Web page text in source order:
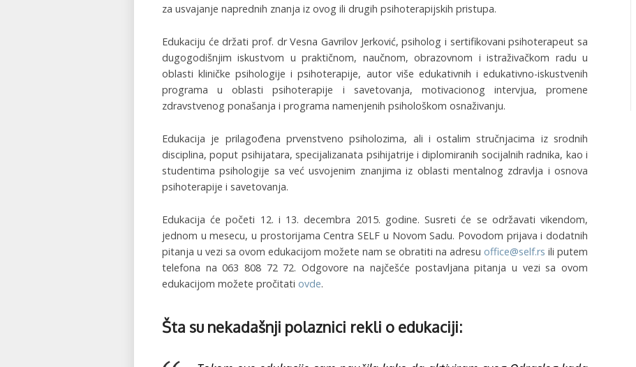
za usvajanje naprednih znanja iz ovog ili drugih psihoterapijskih pristupa.
Edukaciju će držati prof. dr Vesna Gavrilov Jerković, psiholog i sertifikovani psihoterapeut sa
dugogodišnjim iskustvom u praktičnom, naučnom, obrazovnom i istraživačkom radu u
oblasti kliničke psihologije i psihoterapije, autor više edukativnih i edukativno-iskustvenih
programa u oblasti psihoterapije i savetovanja, motivacionog intervjua, promene
zdravstvenog ponašanja i programa namenjenih psihološkom osnaživanju.
Edukacija je prilagođena prvenstveno psiholozima, ali i ostalim stručnjacima iz srodnih
disciplina, poput psihijatara, specijalizanata psihijatrije i diplomiranih socijalnih radnika, kao i
studentima psihologije sa već usvojenim znanjima iz oblasti mentalnog zdravlja i osnova
psihoterapije i savetovanja.
Edukacija će početi 12. i 13. decembra 2015. godine. Susreti će se održavati vikendom,
jednom u mesecu, u prostorijama Centra SELF u Novom Sadu. Povodom prijava i dodatnih
pitanja u vezi sa ovom edukacijom možete nam se obratiti na adresu office@self.rs ili putem
telefona na 063 808 72 72. Odgovore na najčešće postavljana pitanja u vezi sa ovom
edukacijom možete pročitati ovde.
Šta su nekadašnji polaznici rekli o edukaciji: